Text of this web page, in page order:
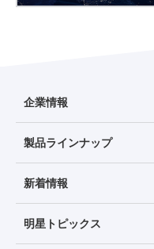
企業情報
製品ラインナップ
新着情報
明星トピックス